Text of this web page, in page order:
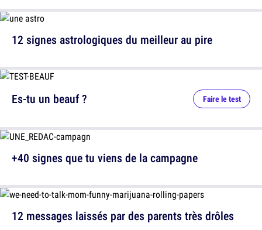
12 signes astrologiques du meilleur au pire
12 messages laissés par des parents très drôles
Es-tu un beauf ? Faire le test
+40 signes que tu viens de la campagne